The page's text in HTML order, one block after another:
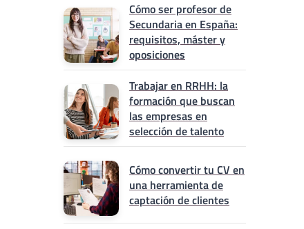
Cómo ser profesor de
Secundaria en España:
requisitos, máster y
oposiciones
Trabajar en RRHH: la
formación que buscan
las empresas en
selección de talento
Cómo convertir tu CV en
una herramienta de
captación de clientes